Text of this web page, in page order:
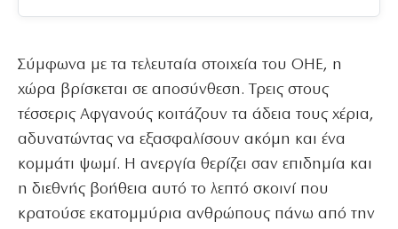
Σύμφωνα με τα τελευταία στοιχεία του ΟΗΕ, η
χώρα βρίσκεται σε αποσύνθεση. Τρεις στους
τέσσερις Αφγανούς κοιτάζουν τα άδεια τους χέρια,
αδυνατώντας να εξασφαλίσουν ακόμη και ένα
κομμάτι ψωμί. Η ανεργία θερίζει σαν επιδημία και
η διεθνής βοήθεια αυτό το λεπτό σκοινί που
κρατούσε εκατομμύρια ανθρώπους πάνω από την